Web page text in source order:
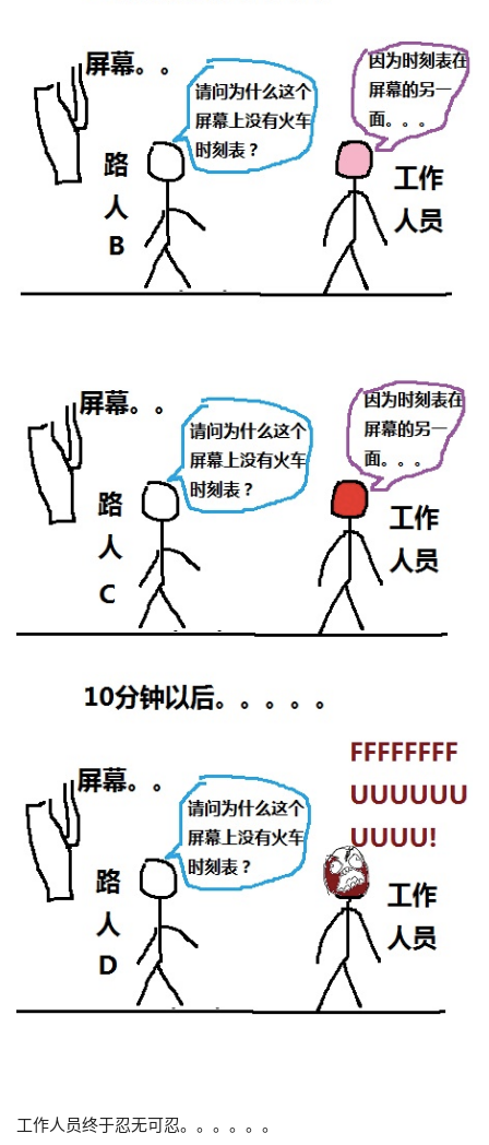
工作人员终于忍无可忍。。。。。。